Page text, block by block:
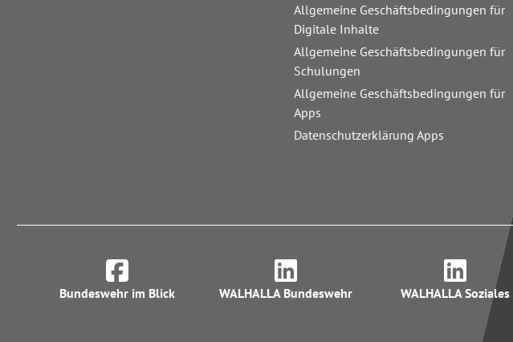
Allgemeine Geschäftsbedingungen für
Digitale Inhalte
Allgemeine Geschäftsbedingungen für
Schulungen
Allgemeine Geschäftsbedingungen für
Apps
Datenschutzerklärung Apps
Bundeswehr im Blick WALHALLA Bundeswehr WALHALLA Soziales